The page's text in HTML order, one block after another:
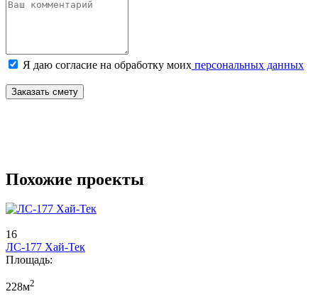
Я даю согласие на обработку моих персональных данных
Заказать смету
Похожие проекты
16
ЛС-177 Хай-Тек
Площадь:
228м2